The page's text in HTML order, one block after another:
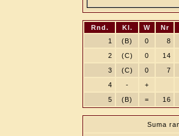
Rnd. Kl. W Nr
1
(B) 0 8
2
(C) 0 14
3
(C) 0 7
4
- +
5
(B) = 16
Suma